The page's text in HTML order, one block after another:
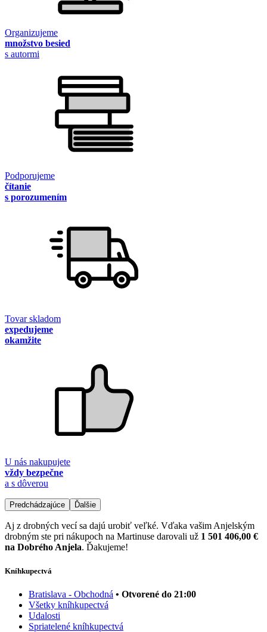
Organizujeme
množstvo besied
s autormi
Podporujeme
čítanie
s porozumením
Tovar skladom
expedujeme
okamžite
U nás nakupujete
vždy bezpečne
a s dôverou
Predchádzajúce Ďalšie
Aj z drobných vecí sa dajú urobiť veľké. Vďaka vašim Anjelským
drobným ste pri nákupoch na Martinuse darovali už 1 501 406,00 €
na Dobrého Anjela. Ďakujeme!
Kníhkupectvá
Bratislava - Obchodná • Otvorené do 21:00
Všetky kníhkupectvá
Udalosti
Spriatelené kníhkupectvá